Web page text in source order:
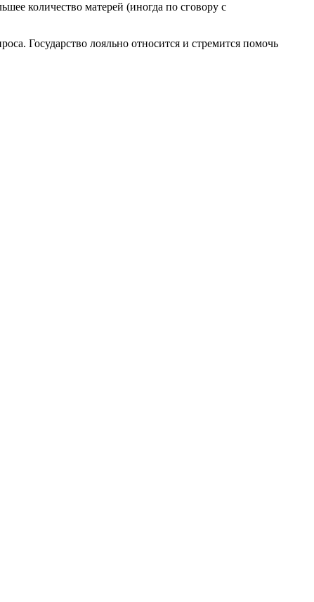
количество матерей (иногда по сговору с
Государство лояльно относится и стремится помочь